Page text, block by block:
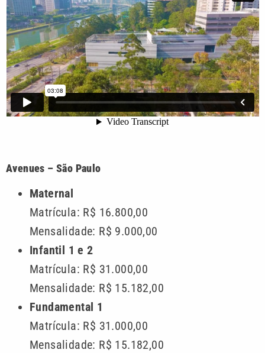
Avenues – São Paulo
Maternal
Matrícula: R$ 16.800,00
Mensalidade: R$ 9.000,00
Infantil 1 e 2
Matrícula: R$ 31.000,00
Mensalidade: R$ 15.182,00
Fundamental 1
Matrícula: R$ 31.000,00
Mensalidade: R$ 15.182,00